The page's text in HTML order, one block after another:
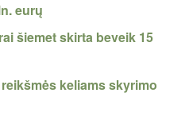
eurų
šiemet skirta beveik 15
keliams skyrimo